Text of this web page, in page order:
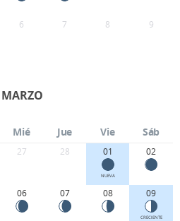
6 7 8 9
MARZO
Mié Jue Vie Sáb
27 28 01
NUEVA
02
06 07 08 09
CRECIENTE